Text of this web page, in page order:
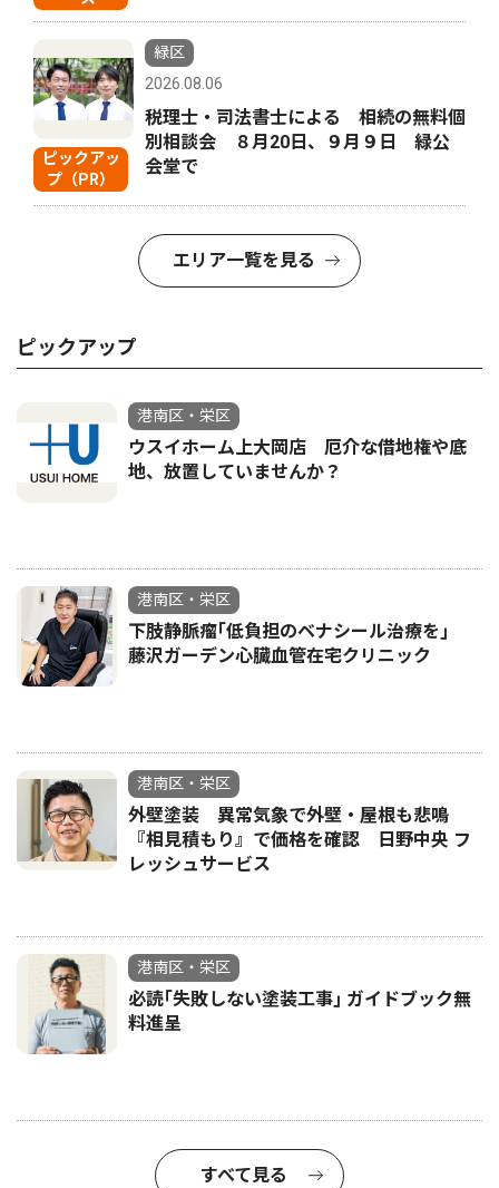
ピックアッ
プ（PR）
緑区
2026.08.06
税理士・司法書士による 相続の無料個
別相談会 ８月20日、９月９日 緑公
会堂で
エリア一覧を見る
ピックアップ
港南区・栄区
ウスイホーム上大岡店 厄介な借地権や底
地、放置していませんか？
港南区・栄区
下肢静脈瘤｢低負担のベナシール治療を｣
藤沢ガーデン心臓血管在宅クリニック
港南区・栄区
外壁塗装 異常気象で外壁・屋根も悲鳴
『相見積もり』で価格を確認 日野中央 フ
レッシュサービス
港南区・栄区
必読｢失敗しない塗装工事｣ ガイドブック無
料進呈
すべて見る